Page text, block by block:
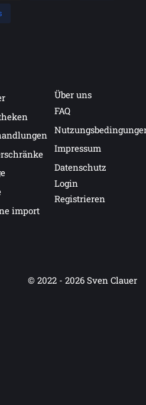
import
Über uns
FAQ
Impressum
Datenschutz
Login
Registrieren
© 2022 - 2026 Sven Clauer